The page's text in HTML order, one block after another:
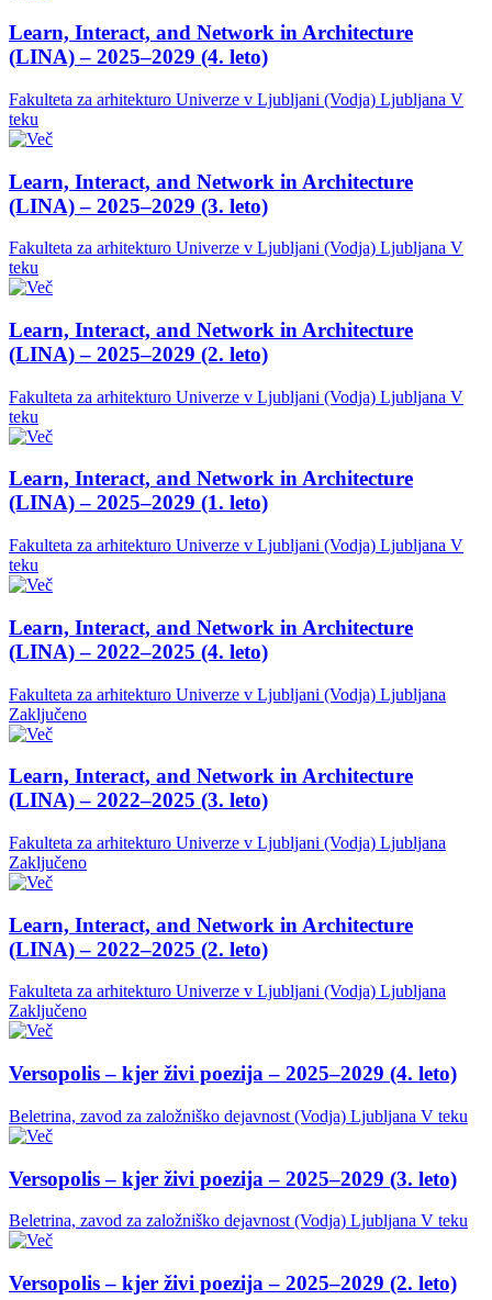
Learn, Interact, and Network in Architecture
(LINA) – 2025–2029 (4. leto)
Fakulteta za arhitekturo Univerze v Ljubljani (Vodja) Ljubljana V
teku
Learn, Interact, and Network in Architecture
(LINA) – 2025–2029 (3. leto)
Fakulteta za arhitekturo Univerze v Ljubljani (Vodja) Ljubljana V
teku
Learn, Interact, and Network in Architecture
(LINA) – 2025–2029 (2. leto)
Fakulteta za arhitekturo Univerze v Ljubljani (Vodja) Ljubljana V
teku
Learn, Interact, and Network in Architecture
(LINA) – 2025–2029 (1. leto)
Fakulteta za arhitekturo Univerze v Ljubljani (Vodja) Ljubljana V
teku
Learn, Interact, and Network in Architecture
(LINA) – 2022–2025 (4. leto)
Fakulteta za arhitekturo Univerze v Ljubljani (Vodja) Ljubljana
Zaključeno
Learn, Interact, and Network in Architecture
(LINA) – 2022–2025 (3. leto)
Fakulteta za arhitekturo Univerze v Ljubljani (Vodja) Ljubljana
Zaključeno
Learn, Interact, and Network in Architecture
(LINA) – 2022–2025 (2. leto)
Fakulteta za arhitekturo Univerze v Ljubljani (Vodja) Ljubljana
Zaključeno
Versopolis – kjer živi poezija – 2025–2029 (4. leto)
Beletrina, zavod za založniško dejavnost (Vodja) Ljubljana V teku
Versopolis – kjer živi poezija – 2025–2029 (3. leto)
Beletrina, zavod za založniško dejavnost (Vodja) Ljubljana V teku
Versopolis – kjer živi poezija – 2025–2029 (2. leto)